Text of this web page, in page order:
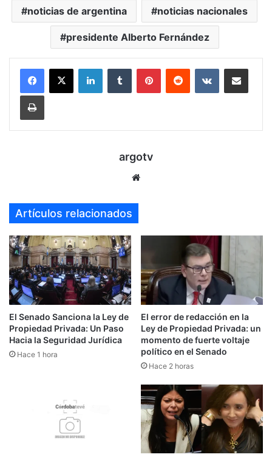
noticias de argentina noticias nacionales
presidente Alberto Fernández
LinkedInTumblr PinterestReddit VKontakteCompartir por mail
Imprimir
argotv
Artículos relacionados
El Senado Sanciona la Ley de
Propiedad Privada: Un Paso
Hacia la Seguridad Jurídica
Hace 1 hora
El error de redacción en la
Ley de Propiedad Privada: un
momento de fuerte voltaje
político en el Senado
Hace 2 horas